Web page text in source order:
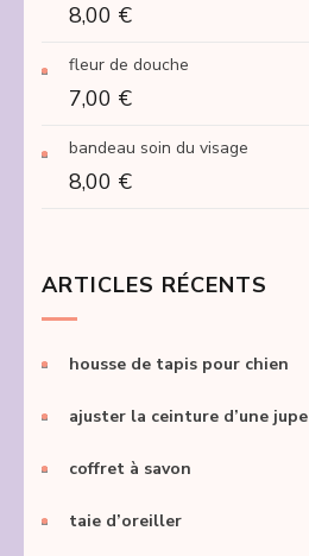
8,00 €
fleur de douche
7,00 €
bandeau soin du visage
8,00 €
ARTICLES RÉCENTS
housse de tapis pour chien
ajuster la ceinture d’une jupe
coffret à savon
taie d’oreiller